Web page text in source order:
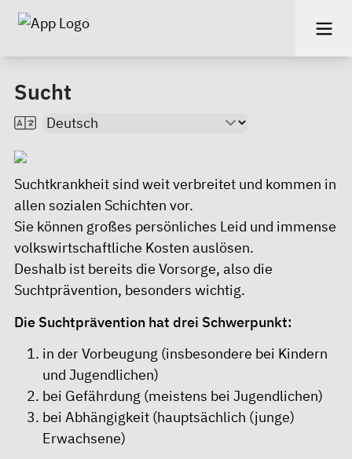
Sucht
Suchtkrankheit sind weit verbreitet und kommen in
allen sozialen Schichten vor.
Sie können großes persönliches Leid und immense
volkswirtschaftliche Kosten auslösen.
Deshalb ist bereits die Vorsorge, also die
Suchtprävention, besonders wichtig.
Die Suchtprävention hat drei Schwerpunkt:
in der Vorbeugung (insbesondere bei Kindern
und Jugendlichen)
bei Gefährdung (meistens bei Jugendlichen)
bei Abhängigkeit (hauptsächlich (junge)
Erwachsene)